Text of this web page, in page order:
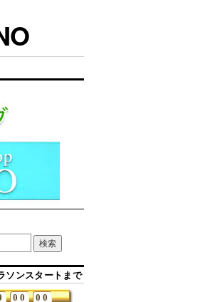
ソンスタートまで
0 0 0 0